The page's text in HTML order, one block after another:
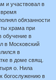
и участвовал в
время
обязанности
храма при
обучение в
в Московский
в
в доме свящ.
о. Нила
богослужению в